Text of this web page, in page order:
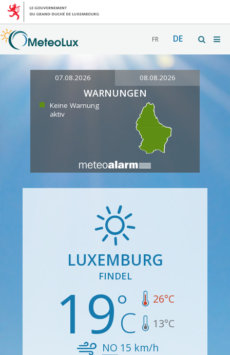
FR DE
07.08.2026 08.08.2026
WARNUNGEN
Keine Warnung
aktiv
LUXEMBURG
FINDEL
19 26°C
13°C
NO 15 km/h